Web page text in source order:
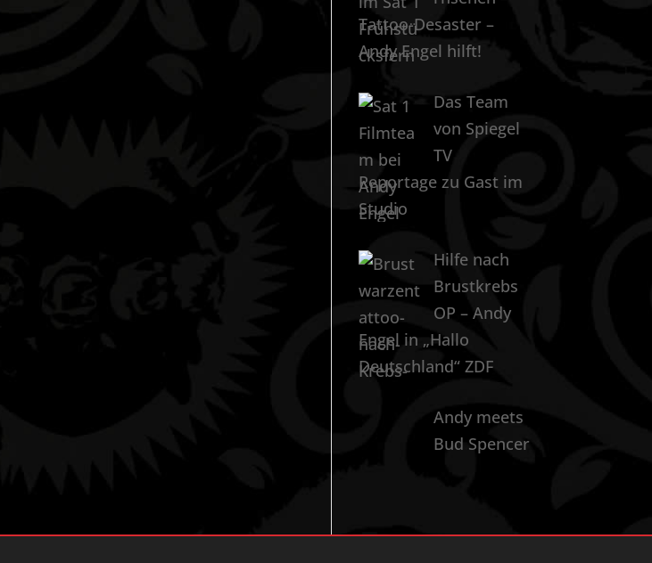
Tattoo-Desaster –
Andy Engel hilft!
Das Team
von Spiegel
TV
Reportage zu Gast im
Studio
Hilfe nach
Brustkrebs
OP – Andy
Engel in „Hallo
Deutschland“ ZDF
Andy meets
Bud Spencer